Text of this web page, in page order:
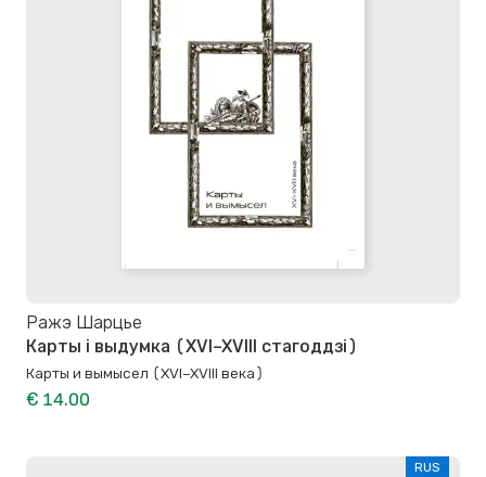
Ражэ Шарцье
Карты і выдумка (XVI–XVIII стагоддзі)
Карты и вымысел (XVI–XVIII века)
€ 14.00
RUS